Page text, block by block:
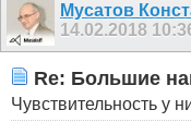
Мусатов
14.02.2018
Re: Большие
Чувствительность у